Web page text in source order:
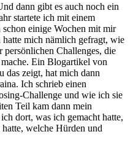
dann gibt es auch noch ein
startete ich mit einem
einige Wochen mit mir
mich nämlich gefragt, wie
Challenges, die
Ein Blogartikel von
das zeigt, hat mich dann
Ich schrieb einen
Challenge und wie ich sie
Teil kam dann mein
dort, was ich gemacht hatte,
welche Hürden und